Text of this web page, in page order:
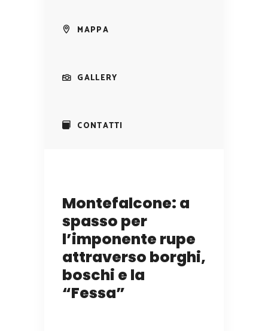
MAPPA
GALLERY
CONTATTI
Montefalcone: a
spasso per
l’imponente rupe
attraverso borghi,
boschi e la
“Fessa”